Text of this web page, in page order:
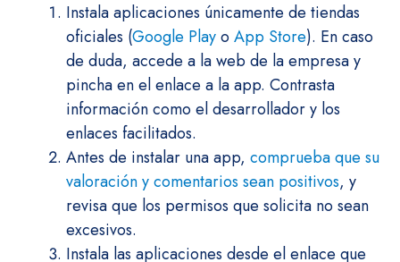
Instala aplicaciones únicamente de tiendas
oficiales (Google Playo App Store). En caso
de duda, accede a la web de la empresa y
pincha en el enlace a la app. Contrasta
información como el desarrollador y los
enlaces facilitados.
Antes de instalar una app, comprueba que su
valoración y comentarios sean positivos, y
revisa que los permisos que solicita no sean
excesivos.
Instala las aplicaciones desde el enlace que